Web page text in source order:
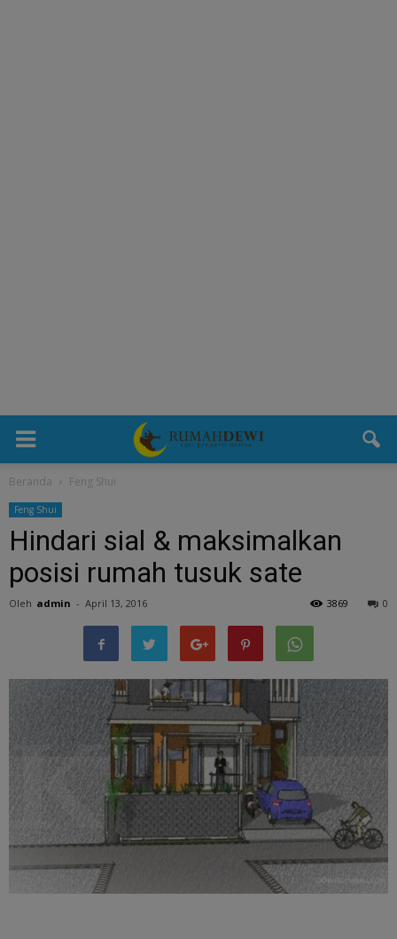
Beranda Feng Shui
Feng Shui
Hindari sial & maksimalkan
posisi rumah tusuk sate
Oleh admin - April 13, 2016 0
3869